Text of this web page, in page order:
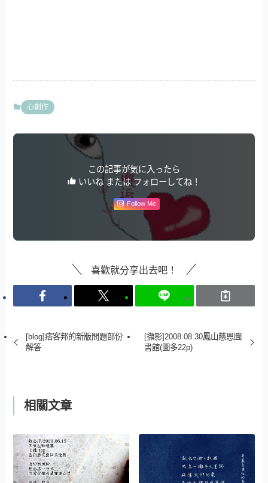
心創作
この記事が気に入ったら
いいね または フォローしてね！
Follow Me
喜歡就分享出去吧！
[blog]痞客邦的新版問題部份
解答
[擷影]2008.08.30鳳山慈恩圖
書館(圖多22p)
相關文章